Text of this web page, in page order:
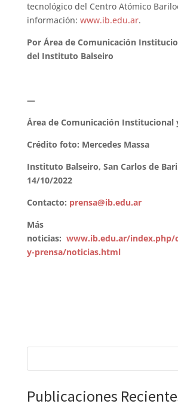
tecnológico del Centro Atómico
información: www.ib.edu.ar.
Por Área de Comunicación
del Instituto Balseiro
—
Área de Comunicación Institucional
Crédito foto: Mercedes Massa
Instituto Balseiro, San Carlos de
14/10/2022
Contacto: prensa@ib.edu.ar
Más
noticias: www.ib.edu.ar/index.php/
y-prensa/noticias.html
Publicaciones